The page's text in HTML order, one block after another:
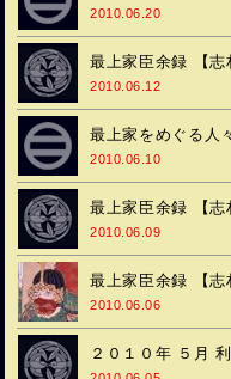
2010.06.20
最上家臣余録 【
2010.06.12
最上家をめぐる人
2010.06.10
最上家臣余録 【
2010.06.09
最上家臣余録 【
2010.06.06
２０１０年 ５月